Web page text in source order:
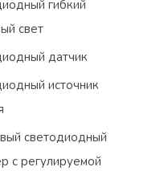
гибкий
свет
датчик
источник
светодиодный
с регулируемой